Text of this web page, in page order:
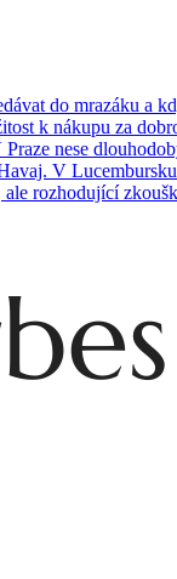
do mrazáku a
k nákupu za
nese
V
rozhodující